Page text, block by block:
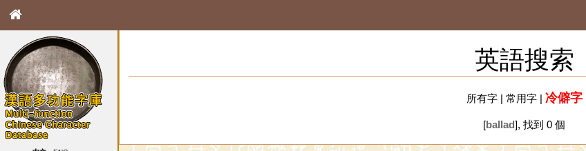
英語搜索
所有字| 常用字| 冷僻字
[ballad], 找到 0 個